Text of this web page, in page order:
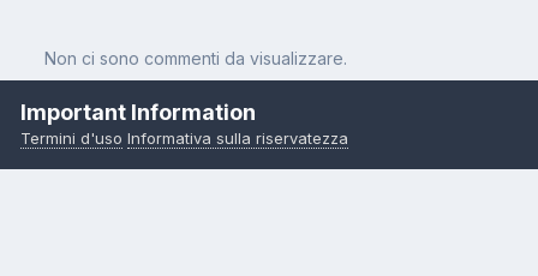
Non ci sono commenti da visualizzare.
Pagina Iniziale Orchidee Orchis x colemanii Cortesi
Important Information
Termini d'uso Informativa sulla riservatezza